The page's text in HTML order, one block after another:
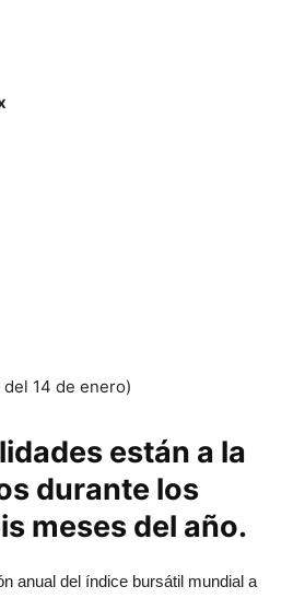
14 de enero)
están a la
durante los
meses del año.
anual del índice bursátil mundial a